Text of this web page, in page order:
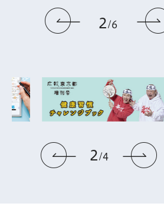
前のスライド
2 6
前のスライドを
2 4